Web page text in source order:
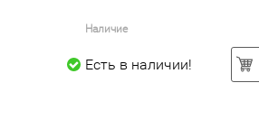
Наличие
Есть в наличии!